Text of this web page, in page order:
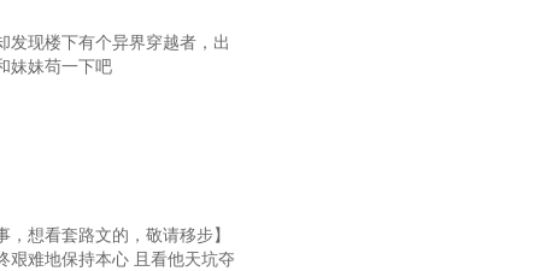
发现楼下有个异界穿越者，出
妹妹苟一下吧
想看套路文的，敬请移步】
艰难地保持本心 且看他天坑夺